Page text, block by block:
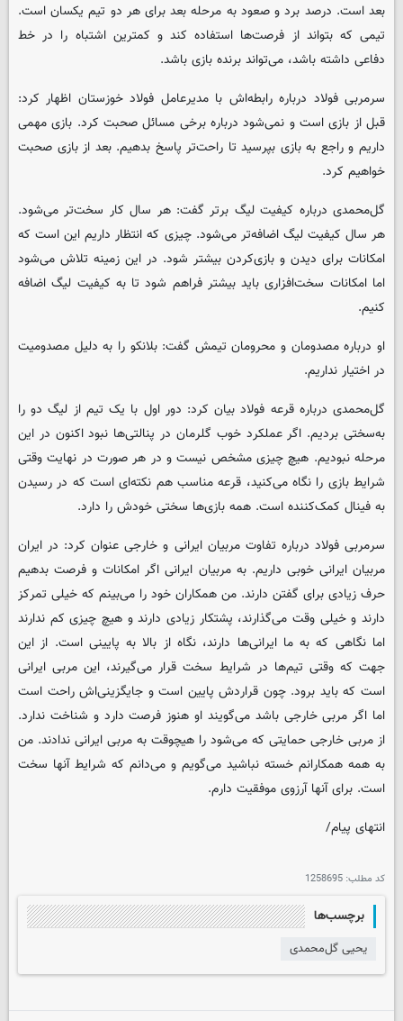
بعد است. درصد برد و صعود به مرحله بعد برای هر دو تیم یکسان است.
تیمی که بتواند از فرصت‌ها استفاده کند و کمترین اشتباه را در خط
دفاعی داشته باشد، می‌تواند برنده بازی باشد.
سرمربی فولاد درباره رابطه‌اش با مدیرعامل فولاد خوزستان اظهار کرد:
قبل از بازی است و نمی‌شود درباره برخی مسائل صحبت کرد. بازی مهمی
داریم و راجع به بازی بپرسید تا راحت‌تر پاسخ بدهیم. بعد از بازی صحبت
خواهیم کرد.
گل‌محمدی درباره کیفیت لیگ برتر گفت: هر سال کار سخت‌تر می‌شود.
هر سال کیفیت لیگ اضافه‌تر می‌شود. چیزی که انتظار داریم این است که
امکانات برای دیدن و بازی‌کردن بیشتر شود. در این زمینه تلاش می‌شود
اما امکانات سخت‌افزاری باید بیشتر فراهم شود تا به کیفیت لیگ اضافه
کنیم.
او درباره مصدومان و محرومان تیمش گفت: بلانکو را به دلیل مصدومیت
در اختیار نداریم.
گل‌محمدی درباره قرعه فولاد بیان کرد: دور اول با یک تیم از لیگ دو را
به‌سختی بردیم. اگر عملکرد خوب گلرمان در پنالتی‌ها نبود اکنون در این
مرحله نبودیم. هیچ چیزی مشخص نیست و در هر صورت در نهایت وقتی
شرایط بازی را نگاه می‌کنید، قرعه مناسب هم نکته‌ای است که در رسیدن
به فینال کمک‌کننده است. همه بازی‌ها سختی خودش را دارد.
سرمربی فولاد درباره تفاوت مربیان ایرانی و خارجی عنوان کرد: در ایران
مربیان ایرانی خوبی داریم. به مربیان ایرانی اگر امکانات و فرصت بدهیم
حرف زیادی برای گفتن دارند. من همکاران خود را می‌بینم که خیلی تمرکز
دارند و خیلی وقت می‌گذارند، پشتکار زیادی دارند و هیچ چیزی کم ندارند
اما نگاهی که به ما ایرانی‌ها دارند، نگاه از بالا به پایینی است. از این
جهت که وقتی تیم‌ها در شرایط سخت قرار می‌گیرند، این مربی ایرانی
است که باید برود. چون قراردش پایین است و جایگزینی‌اش راحت است
اما اگر مربی خارجی باشد می‌گویند او هنوز فرصت دارد و شناخت ندارد.
از مربی خارجی حمایتی که می‌شود را هیچوقت به مربی ایرانی ندادند. من
به همه همکارانم خسته نباشید می‌گویم و می‌دانم که شرایط آنها سخت
است. برای آنها آرزوی موفقیت دارم.
انتهای پیام/
کد مطلب: 1258695
برچسب‌ها
یحیی گل‌محمدی